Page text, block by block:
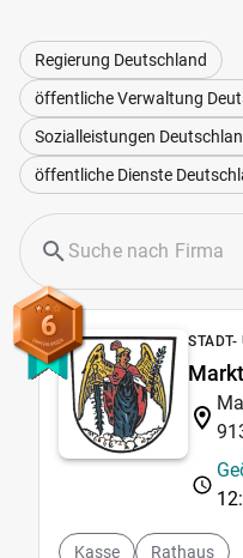
Regierung Deutschland
öffentliche Verwaltung
Sozialleistungen
öffentliche Dienste
6 STADT-
Kasse Rathaus